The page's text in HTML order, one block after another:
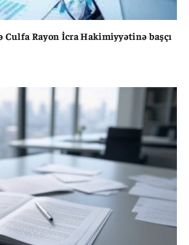
Culfa Rayon İcra Hakimiyyətinə başçı